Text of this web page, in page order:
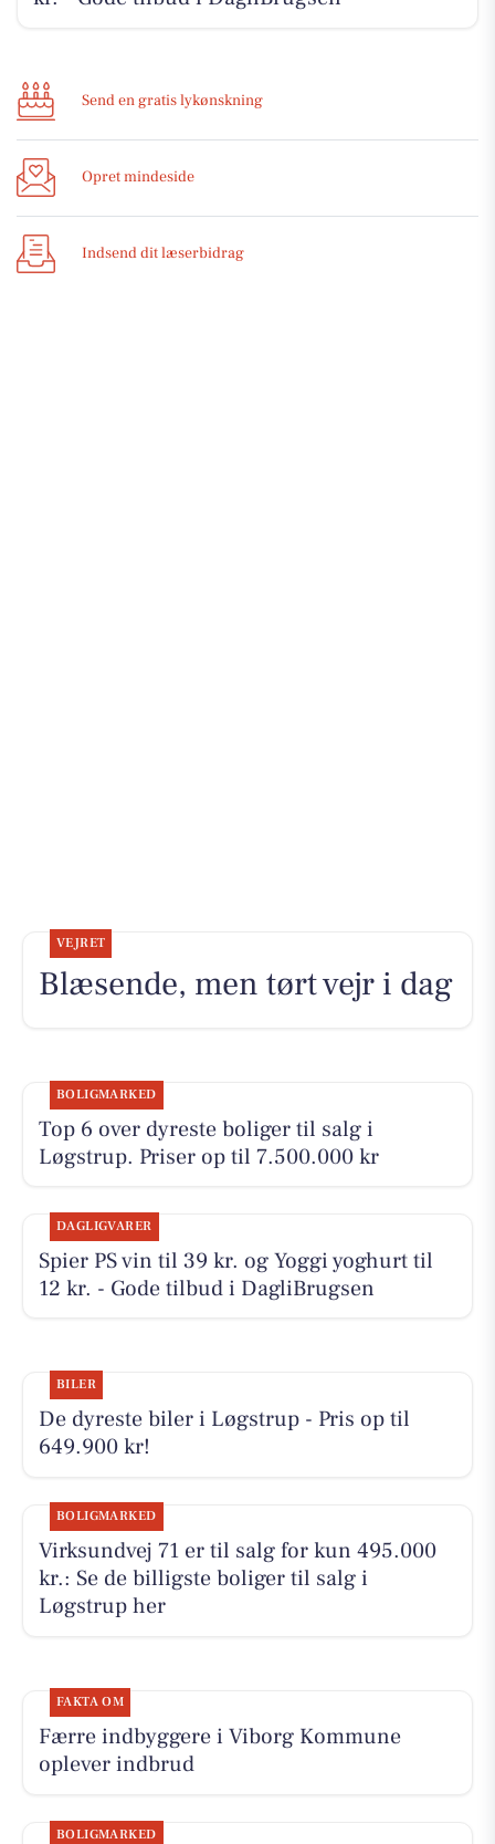
Send en gratis lykønskning
Opret mindeside
Indsend dit læserbidrag
VEJRET
Blæsende, men tørt vejr i dag
BOLIGMARKED
Top 6 over dyreste boliger til salg i
Løgstrup. Priser op til 7.500.000 kr
DAGLIGVARER
Spier PS vin til 39 kr. og Yoggi yoghurt til
12 kr. - Gode tilbud i DagliBrugsen
BILER
De dyreste biler i Løgstrup - Pris op til
649.900 kr!
BOLIGMARKED
Virksundvej 71 er til salg for kun 495.000
kr.: Se de billigste boliger til salg i
Løgstrup her
FAKTA OM
Færre indbyggere i Viborg Kommune
oplever indbrud
BOLIGMARKED